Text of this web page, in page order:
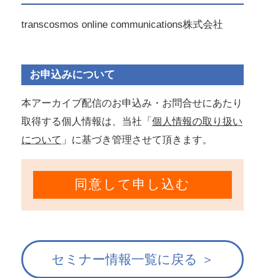
transcosmos online communications株式会社
お申込みについて
本アーカイブ配信のお申込み・お問合せにあたり
取得する個人情報は、当社「個人情報の取り扱い
について 」に基づき管理させて頂きます。
同意して申し込む
セミナー情報一覧に戻る ＞